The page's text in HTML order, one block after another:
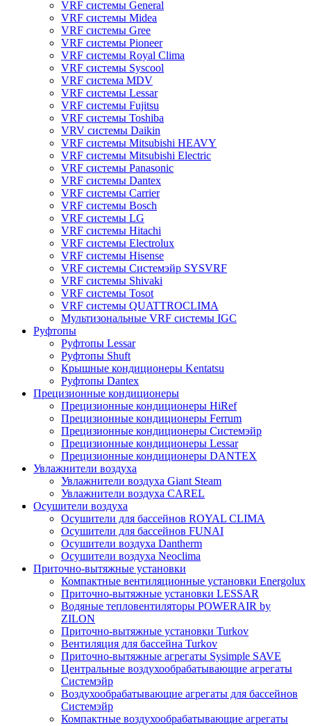
VRF системы General
VRF системы Midea
VRF системы Gree
VRF системы Pioneer
VRF системы Royal Clima
VRF системы Syscool
VRF система MDV
VRF системы Lessar
VRF системы Fujitsu
VRF системы Toshiba
VRV системы Daikin
VRF системы Mitsubishi HEAVY
VRF системы Mitsubishi Electric
VRF системы Panasonic
VRF системы Dantex
VRF системы Carrier
VRF системы Bosch
VRF системы LG
VRF системы Hitachi
VRF системы Electrolux
VRF системы Hisense
VRF системы Системэйр SYSVRF
VRF системы Shivaki
VRF системы Tosot
VRF системы QUATTROCLIMA
Мультизональные VRF системы IGC
Руфтопы
Руфтопы Lessar
Руфтопы Shuft
Крышные кондиционеры Kentatsu
Руфтопы Dantex
Прецизионные кондиционеры
Прецизионные кондиционеры HiRef
Прецизионные кондиционеры Ferrum
Прецизионные кондиционеры Системэйр
Прецизионные кондиционеры Lessar
Прецизионные кондиционеры DANTEX
Увлажнители воздуха
Увлажнители воздуха Giant Steam
Увлажнители воздуха CAREL
Осушители воздуха
Осушители для бассейнов ROYAL CLIMA
Осушители для бассейнов FUNAI
Осушители воздуха Dantherm
Осушители воздуха Neoclima
Приточно-вытяжные установки
Компактные вентиляционные установки Energolux
Приточно-вытяжные установки LESSAR
Водяные тепловентиляторы POWERAIR by
ZILON
Приточно-вытяжные установки Turkov
Вентиляция для бассейна Turkov
Приточно-вытяжные агрегаты Sysimple SAVE
Центральные воздухообрабатывающие агрегаты
Системэйр
Воздухообрабатывающие агрегаты для бассейнов
Системэйр
Компактные воздухообрабатывающие агрегаты